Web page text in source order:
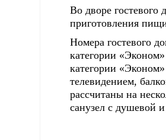
Во дворе гостевого
приготовления
Номера гостевого
категории
категории
телевидением,
рассчитаны на
санузел с душевой